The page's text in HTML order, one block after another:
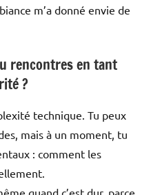
m’a donné envie de
rencontres en tant
?
technique. Tu peux
mais à un moment, tu
: comment les
quand c’est dur, parce